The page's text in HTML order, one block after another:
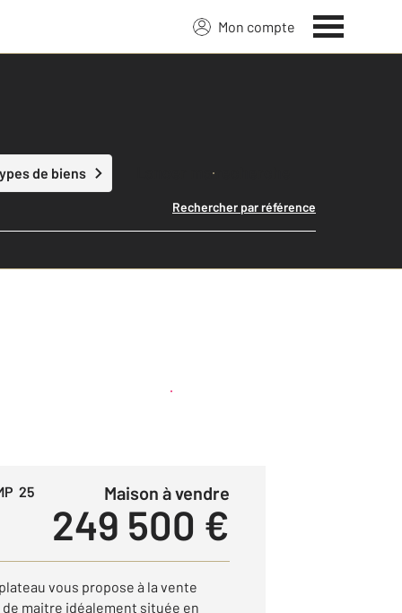
Mon compte
de biens Lancer ma recherche
Rechercher par référence
Créer une alerte
25 Maison à vendre
249 500 €
vous propose à la vente
maitre idéalement située en